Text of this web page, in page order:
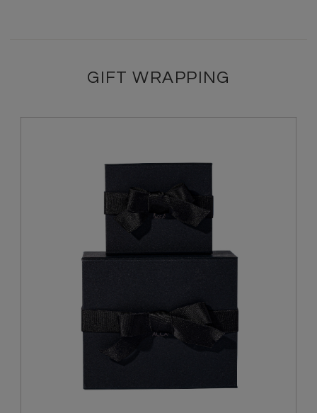
GIFT WRAPPING